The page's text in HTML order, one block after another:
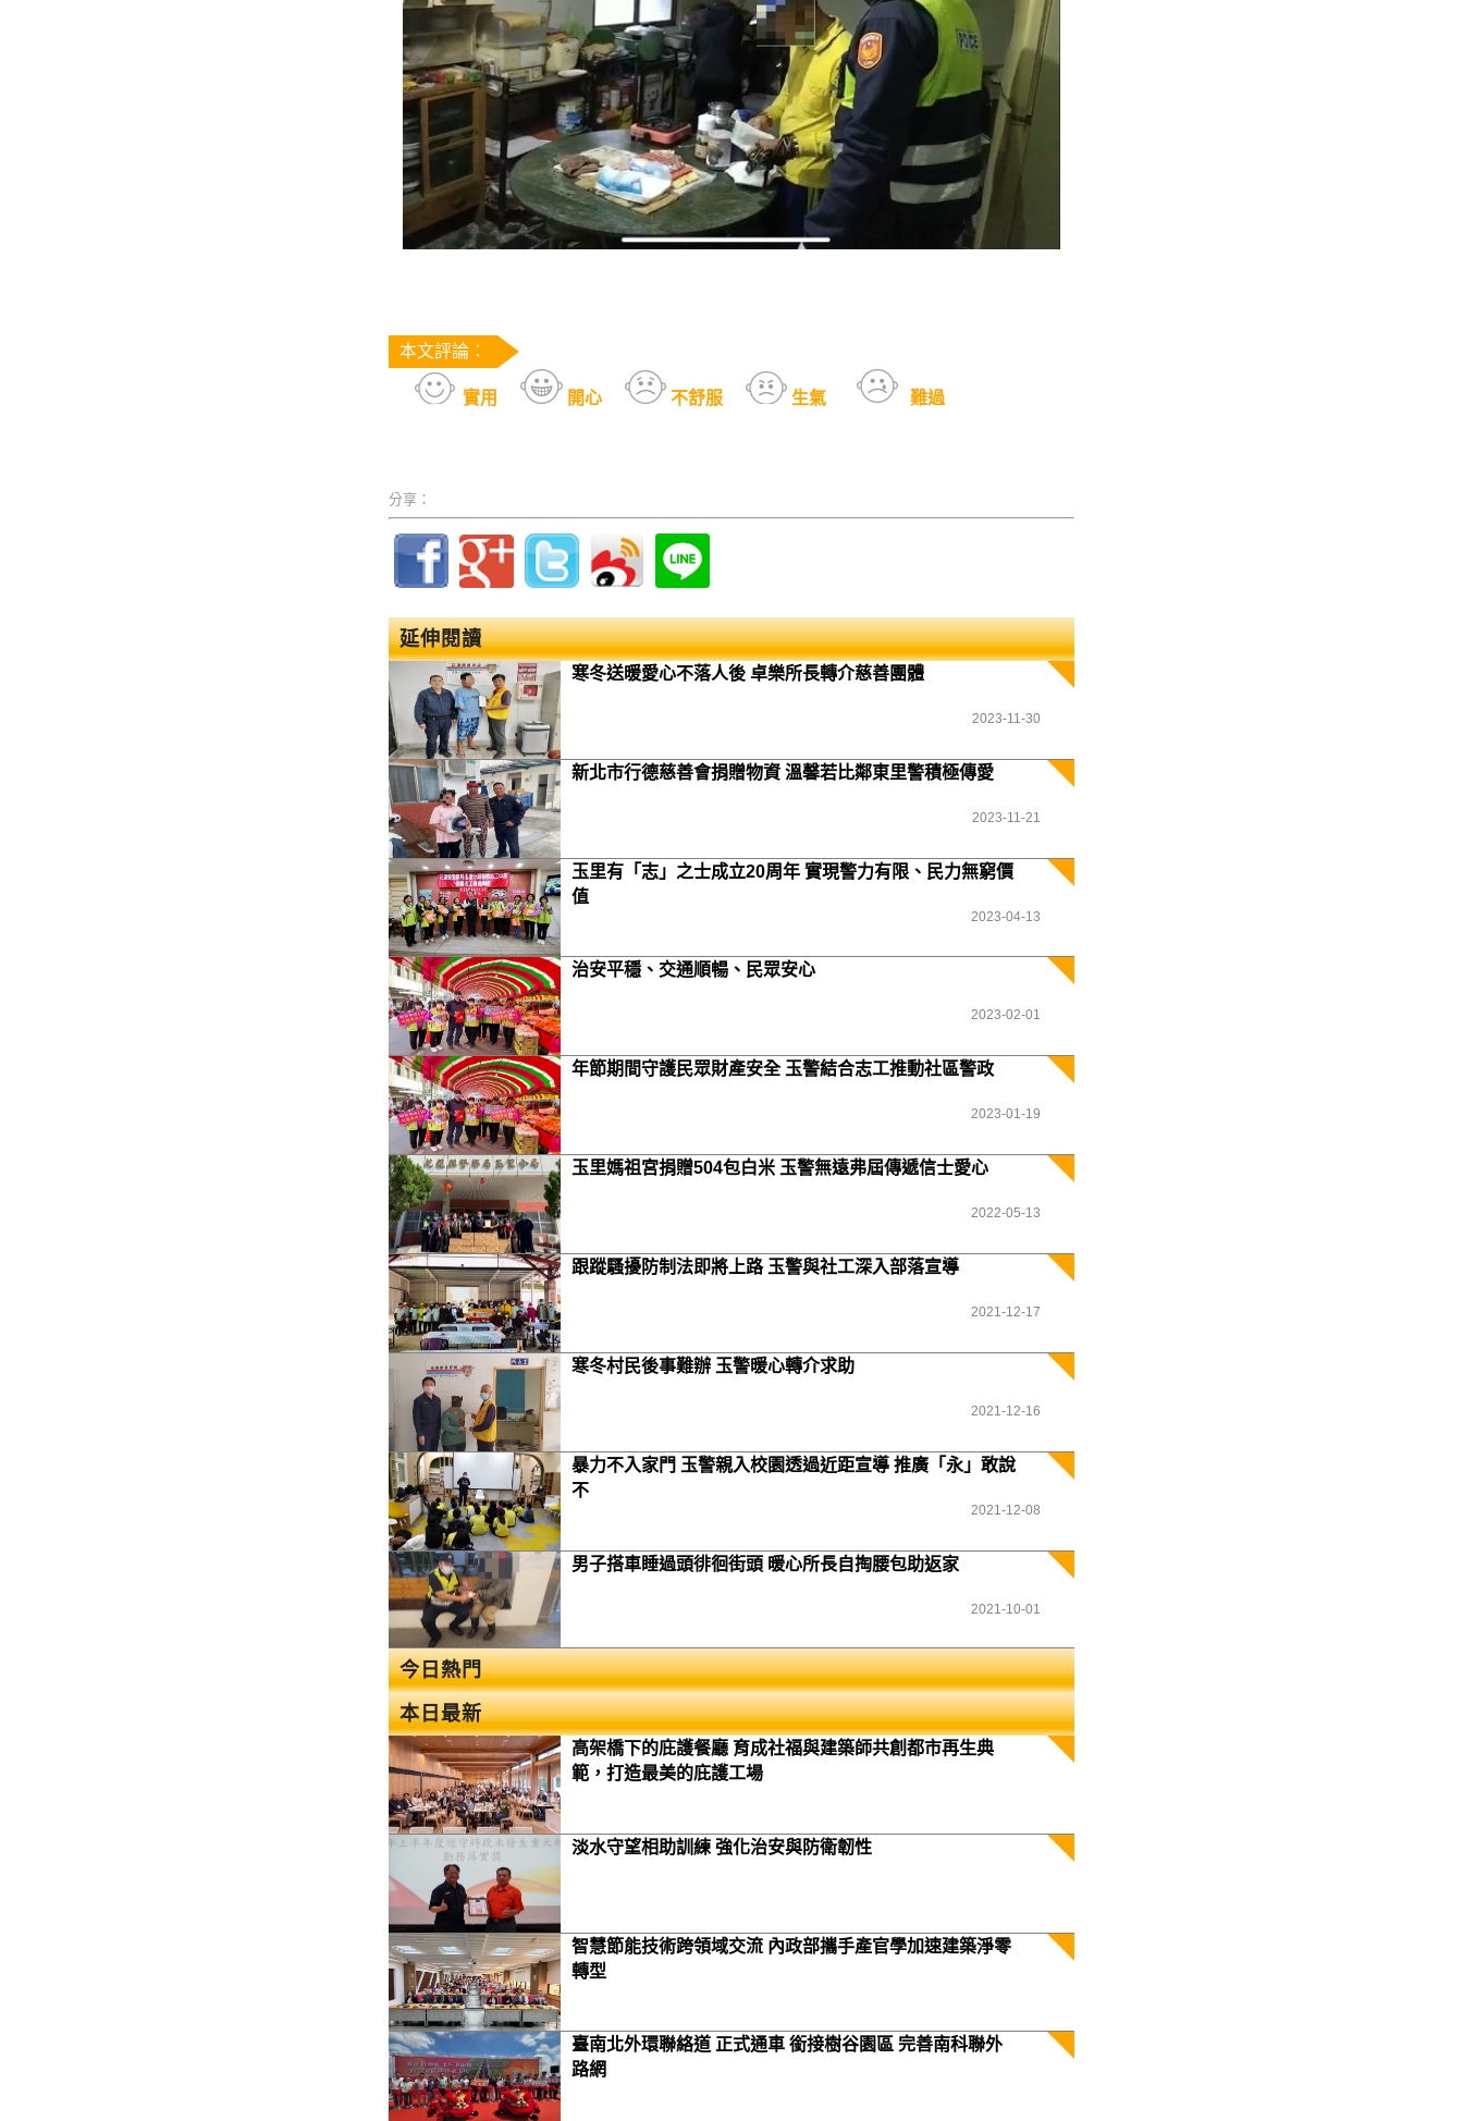
本文評論：
實用 開心 不舒服 生氣 難過
分享：
延伸閱讀
寒冬送暖愛心不落人後 卓樂所長轉介慈善團體
2023-11-30
新北市行德慈善會捐贈物資 溫馨若比鄰東里警積極傳愛
2023-11-21
玉里有「志」之士成立20周年 實現警力有限、民力無窮價
值
2023-04-13
治安平穩、交通順暢、民眾安心
2023-02-01
年節期間守護民眾財產安全 玉警結合志工推動社區警政
2023-01-19
玉里媽祖宮捐贈504包白米 玉警無遠弗屆傳遞信士愛心
2022-05-13
跟蹤騷擾防制法即將上路 玉警與社工深入部落宣導
2021-12-17
寒冬村民後事難辦 玉警暖心轉介求助
2021-12-16
暴力不入家門 玉警親入校園透過近距宣導 推廣「永」敢說
不
2021-12-08
男子搭車睡過頭徘徊街頭 暖心所長自掏腰包助返家
2021-10-01
今日熱門
本日最新
高架橋下的庇護餐廳 育成社福與建築師共創都市再生典
範，打造最美的庇護工場
淡水守望相助訓練 強化治安與防衛韌性
智慧節能技術跨領域交流 內政部攜手產官學加速建築淨零
轉型
臺南北外環聯絡道 正式通車 銜接樹谷園區 完善南科聯外
路網